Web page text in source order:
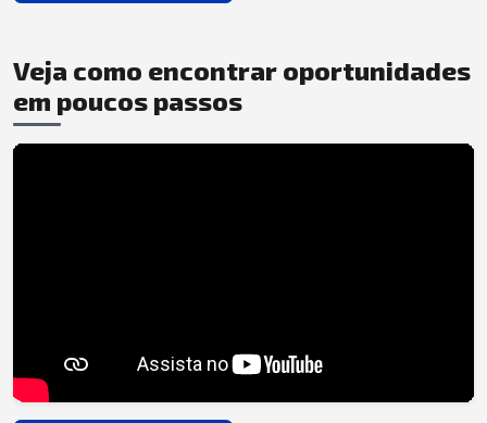
Veja como encontrar oportunidades
em poucos passos